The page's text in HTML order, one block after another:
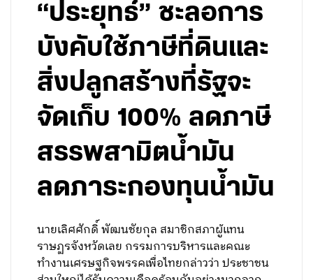
“ประยุทธ์” ชะลอการ
บังคับใช้ภาษีที่ดินและ
สิ่งปลูกสร้างที่รัฐจะ
จัดเก็บ 100% ลดภาษี
สรรพสามิตน้ำมัน
ลดภาระกองทุนน้ำมัน
นายเลิศศักดิ์ พัฒนชัยกุล สมาชิกสภาผู้แทน
ราษฏรจังหวัดเลย กรรมการบริหารและคณะ
ทำงานเศรษฐกิจพรรคเพื่อไทยกล่าวว่า ประชาชน